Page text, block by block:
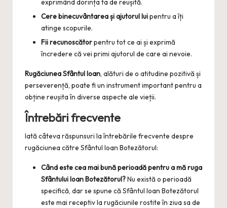
exprimând dorința ta de reușită.
Cere binecuvântarea și ajutorul luipentru a îți
atinge scopurile.
Fii recunoscătorpentru tot ce ai și exprimă
încredere că vei primi ajutorul de care ai nevoie.
Rugăciunea Sfântul Ioan, alături de o atitudine pozitivă și
perseverență, poate fi un instrument important pentru a
obține reușita în diverse aspecte ale vieții.
Întrebări frecvente
Iată câteva răspunsuri la întrebările frecvente despre
rugăciunea către Sfântul Ioan Botezătorul:
Când este cea mai bună perioadă pentru a mă ruga
Sfântului Ioan Botezătorul?Nu există o perioadă
specifică, dar se spune că Sfântul Ioan Botezătorul
este mai receptiv la rugăciunile rostite în ziua sa de